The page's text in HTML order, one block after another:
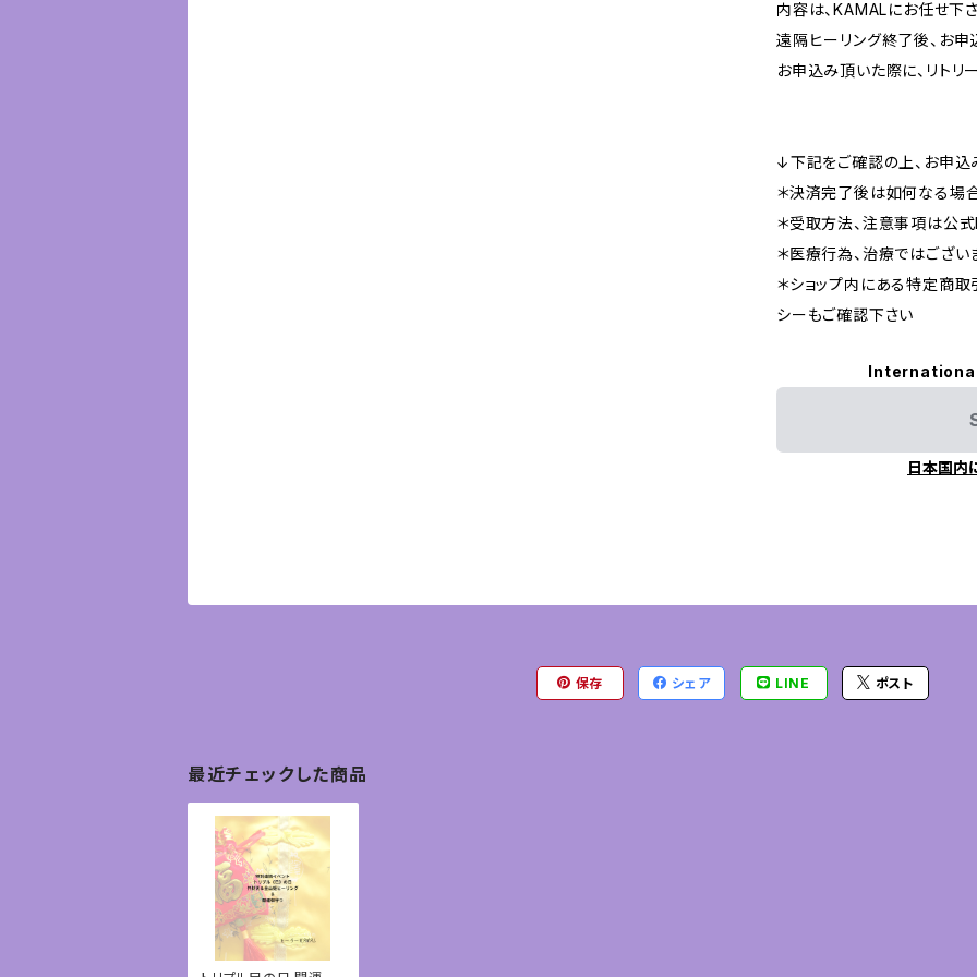
内容は、KAMALにお任せ下
遠隔ヒーリング終了後、お
お申込み頂いた際に、リトリ
↓下記をご確認の上、お申
＊決済完了後は如何なる場
＊受取方法、注意事項は公
＊医療行為、治療ではござい
＊ショップ内にある特定商
シーもご確認下さい
日本国内
保存 シェア LINE ポスト
最近チェックした商品